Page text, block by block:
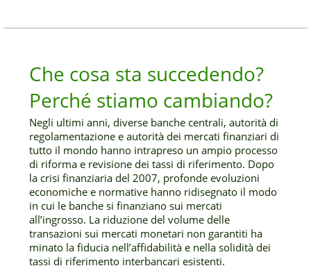
Che cosa sta succedendo?
Perché stiamo cambiando?
Negli ultimi anni, diverse banche centrali, autorità di
regolamentazione e autorità dei mercati finanziari di
tutto il mondo hanno intrapreso un ampio processo
di riforma e revisione dei tassi di riferimento. Dopo
la crisi finanziaria del 2007, profonde evoluzioni
economiche e normative hanno ridisegnato il modo
in cui le banche si finanziano sui mercati
all’ingrosso. La riduzione del volume delle
transazioni sui mercati monetari non garantiti ha
minato la fiducia nell’affidabilità e nella solidità dei
tassi di riferimento interbancari esistenti.